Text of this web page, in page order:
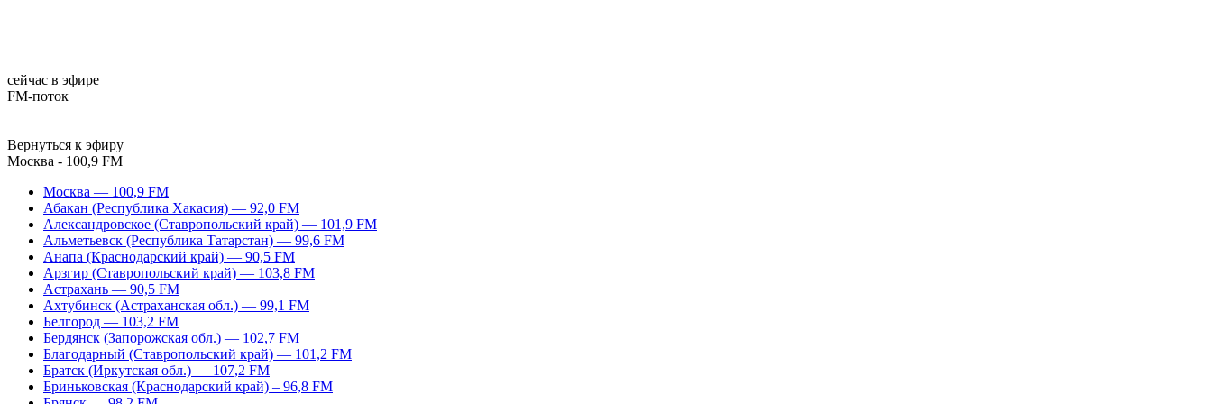
сейчас в эфире
FM-поток
Вернуться к эфиру
Москва - 100,9 FM
Москва — 100,9 FM
Абакан (Республика Хакасия) — 92,0 FM
Александровское (Ставропольский край) — 101,9 FM
Альметьевск (Республика Татарстан) — 99,6 FM
Анапа (Краснодарский край) — 90,5 FM
Арзгир (Ставропольский край) — 103,8 FM
Астрахань — 90,5 FM
Ахтубинск (Астраханская обл.) — 99,1 FM
Белгород — 103,2 FM
Бердянск (Запорожская обл.) — 102,7 FM
Благодарный (Ставропольский край) — 101,2 FM
Братск (Иркутская обл.) — 107,2 FM
Бриньковская (Краснодарский край) – 96,8 FM